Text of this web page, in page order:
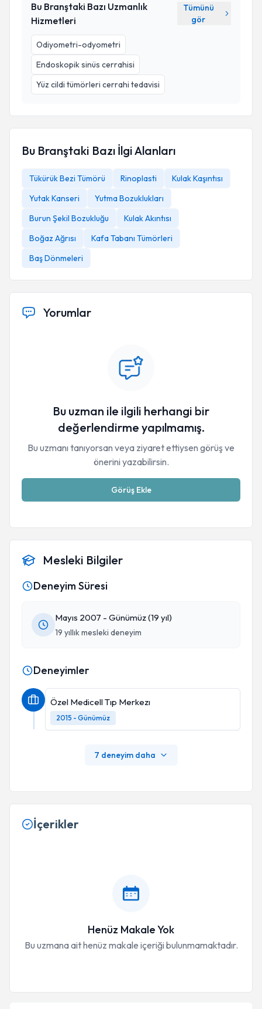
Bu Branştaki Bazı Uzmanlık
Hizmetleri
Tümünü
gör
Odiyometri-odyometri
Endoskopik sinüs cerrahisi
Yüz cildi tümörleri cerrahi tedavisi
Bu Branştaki Bazı İlgi Alanları
Tükürük Bezi Tümörü Rinoplasti
Kulak Kaşıntısı
Yutak Kanseri
Yutma Bozuklukları
Burun Şekil Bozukluğu
Kulak Akıntısı
Boğaz Ağrısı
Kafa Tabanı Tümörleri
Baş Dönmeleri
Yorumlar
Bu uzman ile ilgili herhangi bir
değerlendirme yapılmamış.
Bu uzmanı tanıyorsan veya ziyaret ettiysen görüş ve
önerini yazabilirsin.
Görüş Ekle
Mesleki Bilgiler
Deneyim Süresi
Mayıs 2007 - Günümüz (19 yıl)
19 yıllık mesleki deneyim
Deneyimler
Özel Medicell Tıp Merkezı
2015 - Günümüz
7 deneyim daha
İçerikler
Henüz Makale Yok
Bu uzmana ait henüz makale içeriği bulunmamaktadır.